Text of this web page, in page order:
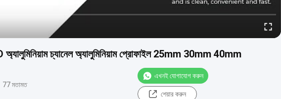
অ্যালুমিনিয়াম চ্যানেল অ্যালুমিনিয়াম প্রোফাইল 25mm 30mm 40mm
77 মতামত
এখনই যোগাযোগ করুন
শেয়ার করুন